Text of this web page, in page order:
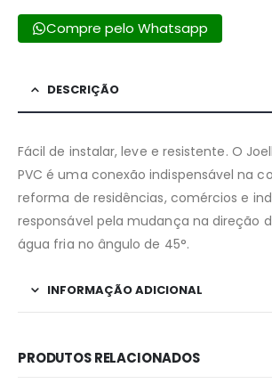
Compre pelo Whatsapp
DESCRIÇÃO
Fácil de instalar, leve e resistente. O
PVC é uma conexão indispensável na
reforma de residências, comércios e
responsável pela mudança na direção
água fria no ângulo de 45°.
INFORMAÇÃO ADICIONAL
PRODUTOS RELACIONADOS